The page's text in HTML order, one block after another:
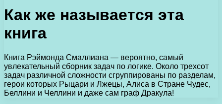
Как же называется эта
книга
Книга Рэймонда Смаллиана — вероятно, самый
увлекательный сборник задач по логике. Около трехсот
задач различной сложности сгруппированы по разделам,
герои которых Рыцари и Лжецы, Алиса в Стране Чудес,
Беллини и Челлини и даже сам граф Дракула!